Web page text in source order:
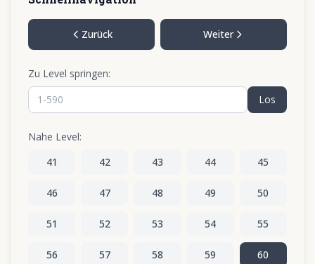
Zurück Weiter
Zu Level springen:
Los
Nahe Level:
41
42 43 44 45
46 47 48 49 50
51 52 53 54 55
56 57 58 59 60